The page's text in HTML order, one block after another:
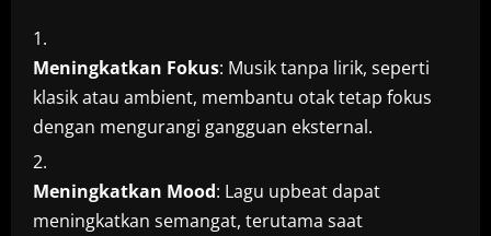
Meningkatkan Fokus: Musik tanpa lirik, seperti
klasik atau ambient, membantu otak tetap fokus
dengan mengurangi gangguan eksternal.
Meningkatkan Mood: Lagu upbeat dapat
meningkatkan semangat, terutama saat